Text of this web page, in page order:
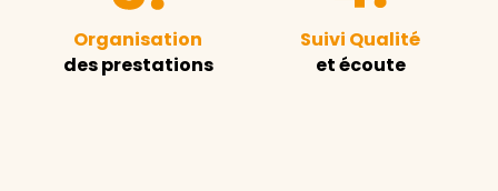
Organisation
des prestations
Suivi Qualité
et écoute